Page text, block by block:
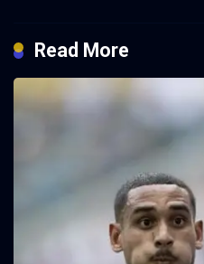
Read More